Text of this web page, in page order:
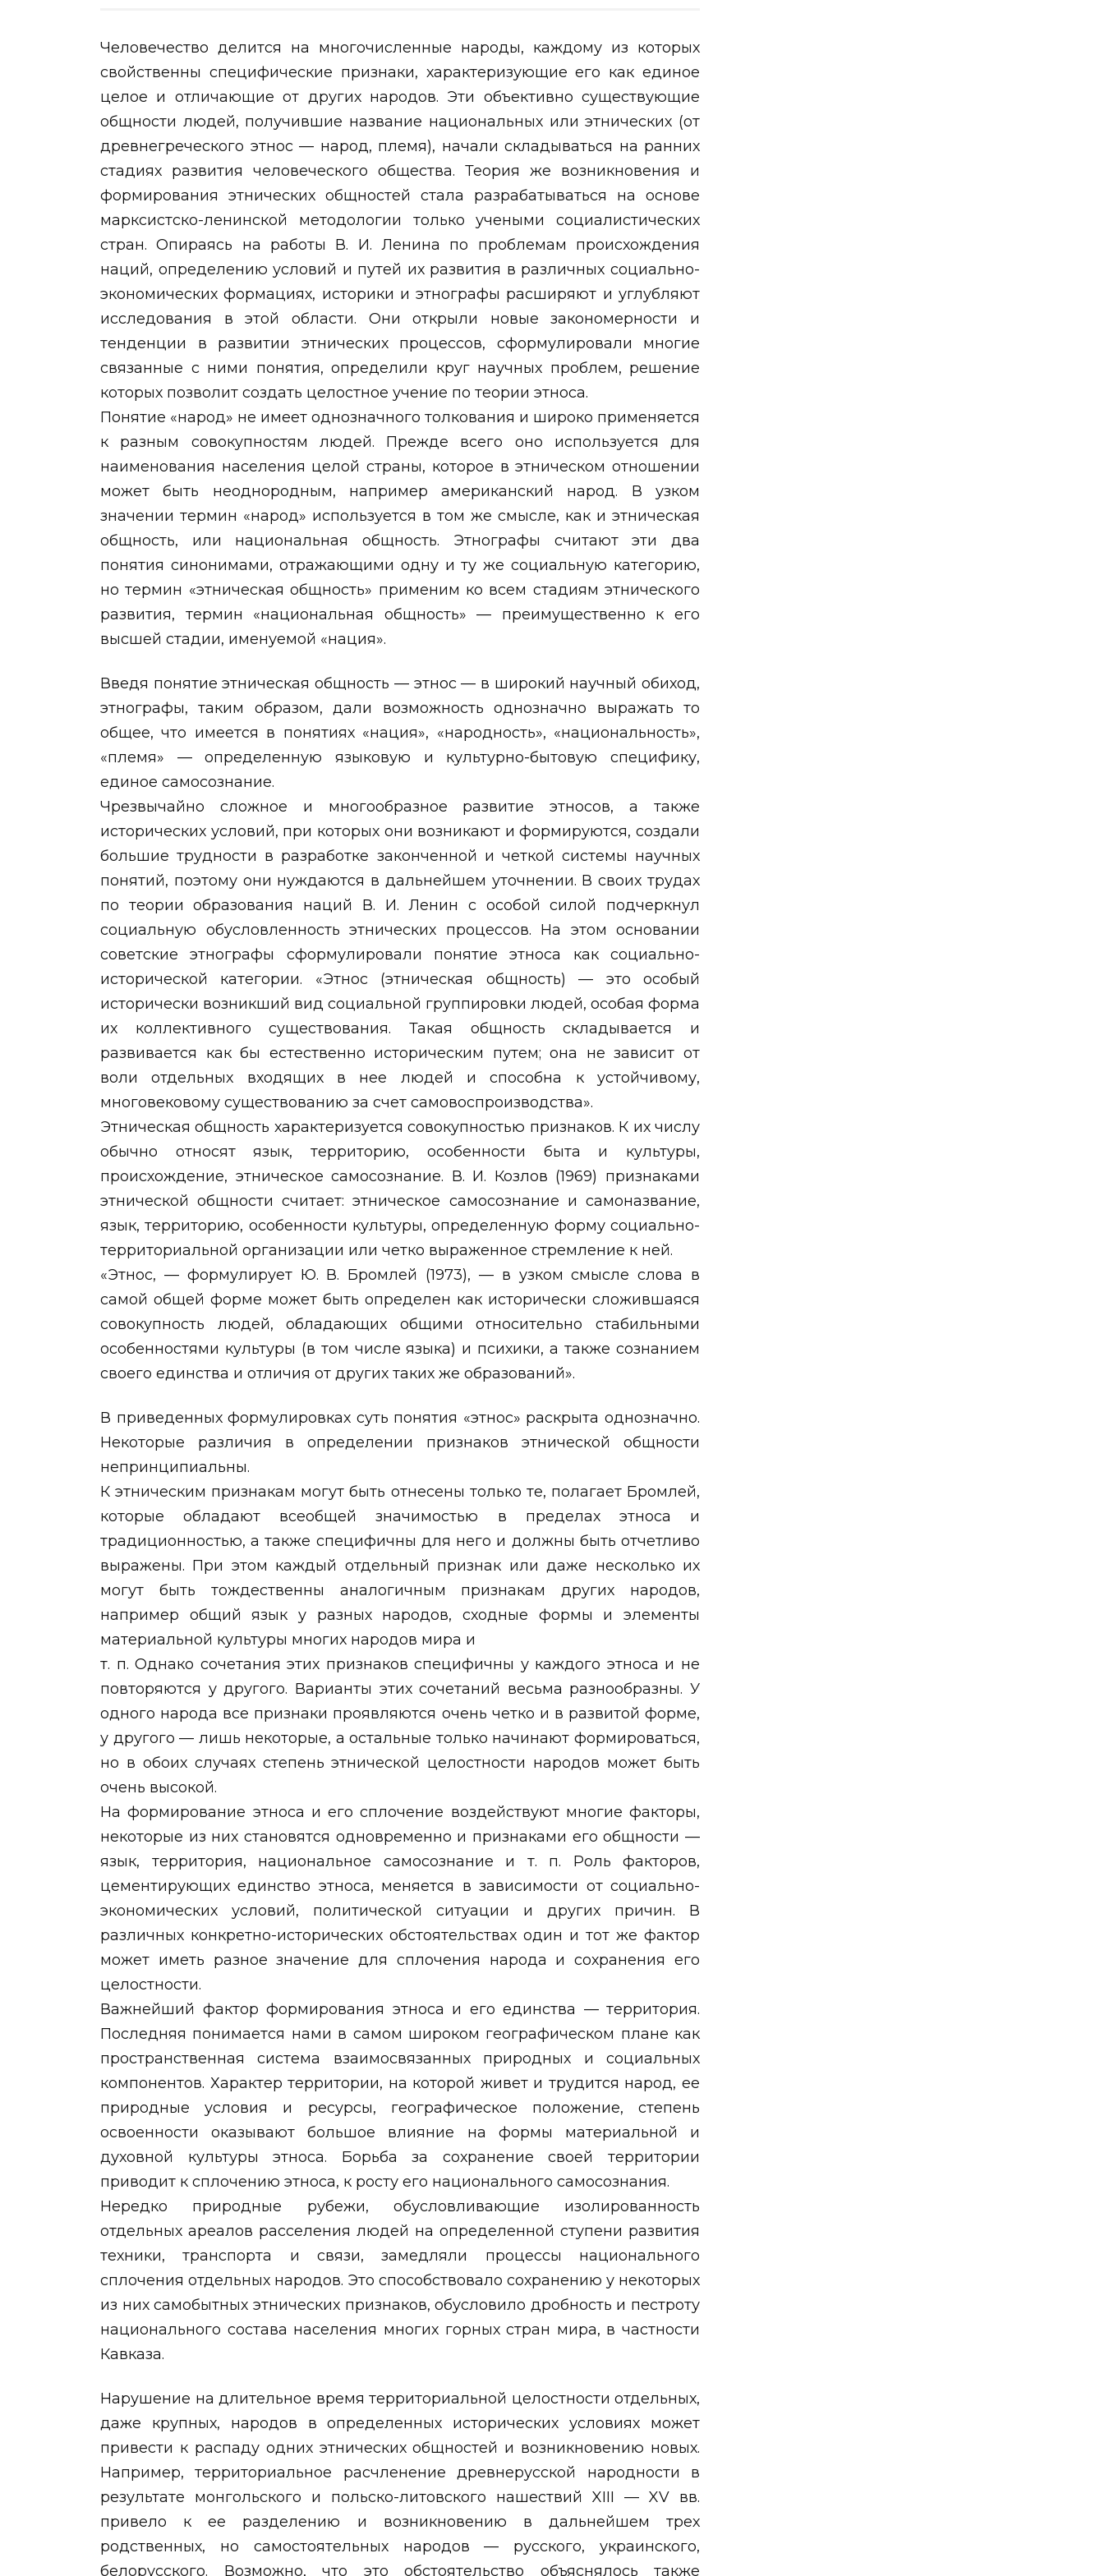
Человечество делится на многочисленные народы, каждому из которых
свойственны специфические признаки, характеризующие его как единое
целое и отличающие от других народов. Эти объективно существующие
общности людей, получившие название национальных или этнических (от
древнегреческого этнос — народ, племя), начали складываться на ранних
стадиях развития человеческого общества. Теория же возникновения и
формирования этнических общностей стала разрабатываться на основе
марксистско-ленинской методологии только учеными социалистических
стран. Опираясь на работы В. И. Ленина по проблемам происхождения
наций, определению условий и путей их развития в различных социально-
экономических формациях, историки и этнографы расширяют и углубляют
исследования в этой области. Они открыли новые закономерности и
тенденции в развитии этнических процессов, сформулировали многие
связанные с ними понятия, определили круг научных проблем, решение
которых позволит создать целостное учение по теории этноса.
Понятие «народ» не имеет однозначного толкования и широко применяется
к разным совокупностям людей. Прежде всего оно используется для
наименования населения целой страны, которое в этническом отношении
может быть неоднородным, например американский народ. В узком
значении термин «народ» используется в том же смысле, как и этническая
общность, или национальная общность. Этнографы считают эти два
понятия синонимами, отражающими одну и ту же социальную категорию,
но термин «этническая общность» применим ко всем стадиям этнического
развития, термин «национальная общность» — преимущественно к его
высшей стадии, именуемой «нация».
Введя понятие этническая общность — этнос — в широкий научный обиход,
этнографы, таким образом, дали возможность однозначно выражать то
общее, что имеется в понятиях «нация», «народность», «национальность»,
«племя» — определенную языковую и культурно-бытовую специфику,
единое самосознание.
Чрезвычайно сложное и многообразное развитие этносов, а также
исторических условий, при которых они возникают и формируются, создали
большие трудности в разработке законченной и четкой системы научных
понятий, поэтому они нуждаются в дальнейшем уточнении. В своих трудах
по теории образования наций В. И. Ленин с особой силой подчеркнул
социальную обусловленность этнических процессов. На этом основании
советские этнографы сформулировали понятие этноса как социально-
исторической категории. «Этнос (этническая общность) — это особый
исторически возникший вид социальной группировки людей, особая форма
их коллективного существования. Такая общность складывается и
развивается как бы естественно историческим путем; она не зависит от
воли отдельных входящих в нее людей и способна к устойчивому,
многовековому существованию за счет самовоспроизводства».
Этническая общность характеризуется совокупностью признаков. К их числу
обычно относят язык, территорию, особенности быта и культуры,
происхождение, этническое самосознание. В. И. Козлов (1969) признаками
этнической общности считает: этническое самосознание и самоназвание,
язык, территорию, особенности культуры, определенную форму социально-
территориальной организации или четко выраженное стремление к ней.
«Этнос, — формулирует Ю. В. Бромлей (1973), — в узком смысле слова в
самой общей форме может быть определен как исторически сложившаяся
совокупность людей, обладающих общими относительно стабильными
особенностями культуры (в том числе языка) и психики, а также сознанием
своего единства и отличия от других таких же образований».
В приведенных формулировках суть понятия «этнос» раскрыта однозначно.
Некоторые различия в определении признаков этнической общности
непринципиальны.
К этническим признакам могут быть отнесены только те, полагает Бромлей,
которые обладают всеобщей значимостью в пределах этноса и
традиционностью, а также специфичны для него и должны быть отчетливо
выражены. При этом каждый отдельный признак или даже несколько их
могут быть тождественны аналогичным признакам других народов,
например общий язык у разных народов, сходные формы и элементы
материальной культуры многих народов мира и
т. п. Однако сочетания этих признаков специфичны у каждого этноса и не
повторяются у другого. Варианты этих сочетаний весьма разнообразны. У
одного народа все признаки проявляются очень четко и в развитой форме,
у другого — лишь некоторые, а остальные только начинают формироваться,
но в обоих случаях степень этнической целостности народов может быть
очень высокой.
На формирование этноса и его сплочение воздействуют многие факторы,
некоторые из них становятся одновременно и признаками его общности —
язык, территория, национальное самосознание и т. п. Роль факторов,
цементирующих единство этноса, меняется в зависимости от социально-
экономических условий, политической ситуации и других причин. В
различных конкретно-исторических обстоятельствах один и тот же фактор
может иметь разное значение для сплочения народа и сохранения его
целостности.
Важнейший фактор формирования этноса и его единства — территория.
Последняя понимается нами в самом широком географическом плане как
пространственная система взаимосвязанных природных и социальных
компонентов. Характер территории, на которой живет и трудится народ, ее
природные условия и ресурсы, географическое положение, степень
освоенности оказывают большое влияние на формы материальной и
духовной культуры этноса. Борьба за сохранение своей территории
приводит к сплочению этноса, к росту его национального самосознания.
Нередко природные рубежи, обусловливающие изолированность
отдельных ареалов расселения людей на определенной ступени развития
техники, транспорта и связи, замедляли процессы национального
сплочения отдельных народов. Это способствовало сохранению у некоторых
из них самобытных этнических признаков, обусловило дробность и пестроту
национального состава населения многих горных стран мира, в частности
Кавказа.
Нарушение на длительное время территориальной целостности отдельных,
даже крупных, народов в определенных исторических условиях может
привести к распаду одних этнических общностей и возникновению новых.
Например, территориальное расчленение древнерусской народности в
результате монгольского и польско-литовского нашествий XIII — XV вв.
привело к ее разделению и возникновению в дальнейшем трех
родственных, но самостоятельных народов — русского, украинского,
белорусского. Возможно, что это обстоятельство объяснялось также